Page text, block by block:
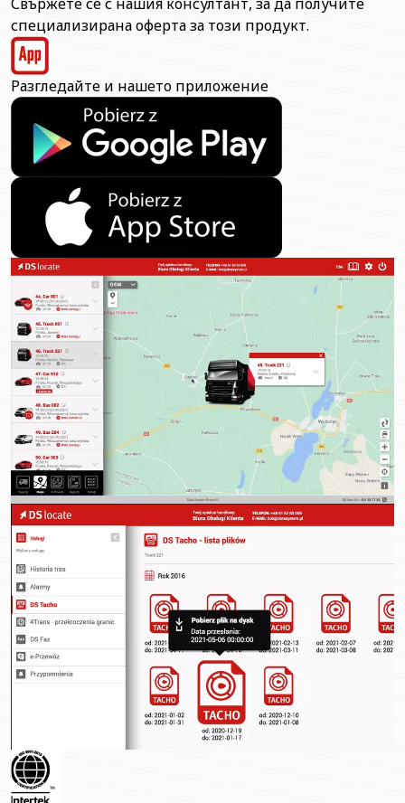
специализирана оферта за този продукт.
Разгледайте и нашето приложение